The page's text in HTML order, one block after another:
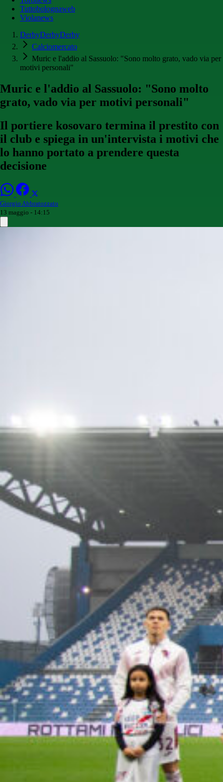
Tuttobolognaweb
Violanews
DerbyDerbyDerby
Calciomercato
Muric e l'addio al Sassuolo: "Sono molto grato, vado via per
motivi personali"
Muric e l'addio al Sassuolo: "Sono molto
grato, vado via per motivi personali"
Il portiere kosovaro termina il prestito con
il club e spiega in un'intervista i motivi che
lo hanno portato a prendere questa
decisione
Giorgio Abbratozzato
13 maggio - 14:15